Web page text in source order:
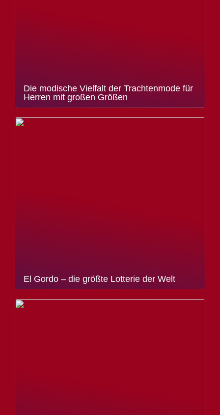
Die modische Vielfalt der Trachtenmode für
Herren mit großen Größen
El Gordo – die größte Lotterie der Welt